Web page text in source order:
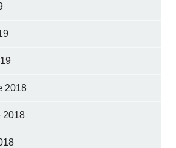
2018
2018